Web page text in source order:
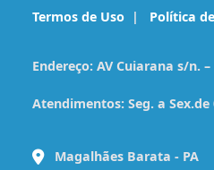
Termos de Uso | Política
Endereço: AV Cuiarana s/n. –
Atendimentos: Seg. a
Magalhães Barata - PA